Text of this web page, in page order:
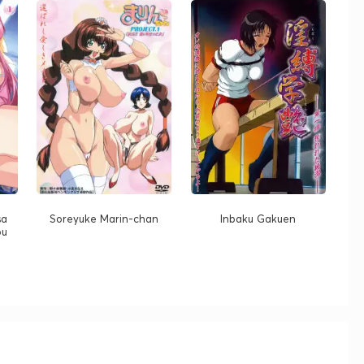
Soreyuke Marin-chan Inbaku Gakuen